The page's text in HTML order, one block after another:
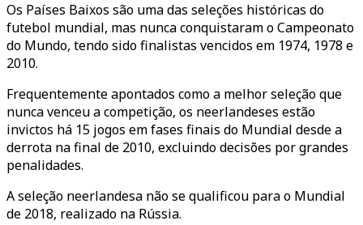
Os Países Baixos são uma das seleções históricas do
futebol mundial, mas nunca conquistaram o Campeonato
do Mundo, tendo sido finalistas vencidos em 1974, 1978 e
2010.
Frequentemente apontados como a melhor seleção que
nunca venceu a competição, os neerlandeses estão
invictos há 15 jogos em fases finais do Mundial desde a
derrota na final de 2010, excluindo decisões por grandes
penalidades.
A seleção neerlandesa não se qualificou para o Mundial
de 2018, realizado na Rússia.